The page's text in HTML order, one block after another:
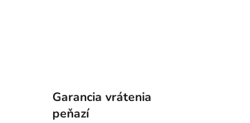
Garancia vrátenia
peňazí